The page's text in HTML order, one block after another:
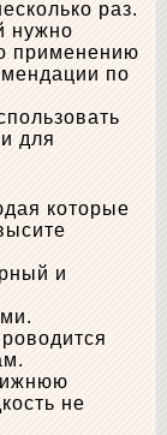
раз.
нужно
применению
по
для
которые
и
не